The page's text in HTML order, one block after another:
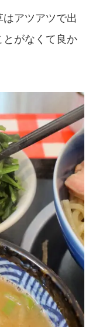
アツアツで出
とがなくて良か